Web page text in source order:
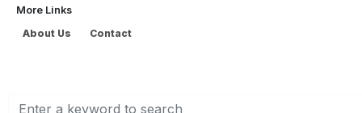
More Links
About Us
Contactଭାବରେ ମଧ୍ୟ ବ୍ୟବହୃତ ହୁଏ। ଲବଙ୍ଗ ଚାଷ କରି